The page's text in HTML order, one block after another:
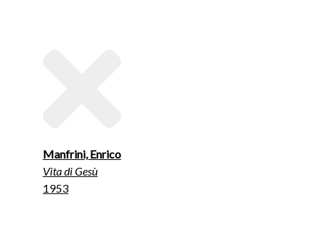
Manfrini, Enrico
Vita di Gesù
1953